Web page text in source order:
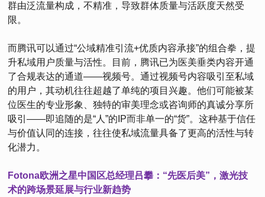
群由泛流量构成，不精准，导致群体质量与活跃度天然受
限。
而腾讯可以通过“公域精准引流+优质内容承接”的组合拳，提
升私域用户质量与活性。目前，腾讯已为医美垂类内容开通
了合规表达的通道——视频号。通过视频号内容吸引至私域
的用户，其动机往往超越了单纯的项目兴趣。他们可能被某
位医生的专业形象、独特的审美理念或咨询师的真诚分享所
吸引——即追随的是“人”的IP而非单一的“货”。这种基于信任
与价值认同的连接，往往使私域流量具备了更高的活性与转
化潜力。
Fotona欧洲之星中国区总经理吕攀：“先医后美”，激光技
术的跨场景延展与行业新趋势